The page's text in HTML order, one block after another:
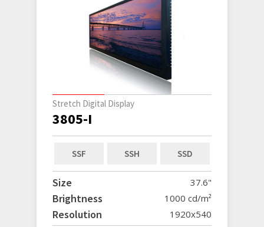
Stretch Digital Display
3805-I
SSF SSH SSD
Size 37.6"
Brightness 1000 cd/m²
Resolution 1920x540